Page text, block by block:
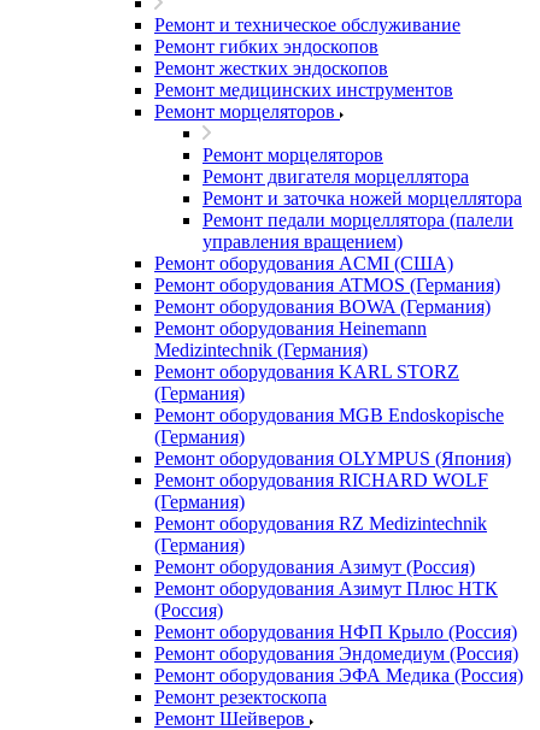
Ремонт и техническое обслуживание
Ремонт гибких эндоскопов
Ремонт жестких эндоскопов
Ремонт медицинских инструментов
Ремонт морцеляторов
Ремонт морцеляторов
Ремонт двигателя морцеллятора
Ремонт и заточка ножей морцеллятора
Ремонт педали морцеллятора (палели
управления вращением)
Ремонт оборудования ACMI (США)
Ремонт оборудования ATMOS (Германия)
Ремонт оборудования BOWA (Германия)
Ремонт оборудования Heinemann
Medizintechnik (Германия)
Ремонт оборудования KARL STORZ
(Германия)
Ремонт оборудования MGB Endoskopische
(Германия)
Ремонт оборудования OLYMPUS (Япония)
Ремонт оборудования RICHARD WOLF
(Германия)
Ремонт оборудования RZ Medizintechnik
(Германия)
Ремонт оборудования Азимут (Россия)
Ремонт оборудования Азимут Плюс НТК
(Россия)
Ремонт оборудования НФП Крыло (Россия)
Ремонт оборудования Эндомедиум (Россия)
Ремонт оборудования ЭФА Медика (Россия)
Ремонт резектоскопа
Ремонт Шейверов